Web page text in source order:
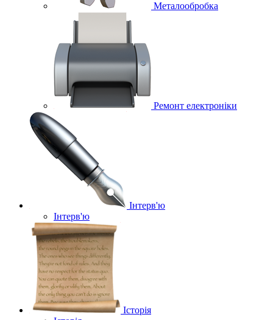
Металообробка
Ремонт електроніки
Інтерв'ю
Інтерв'ю
Історія